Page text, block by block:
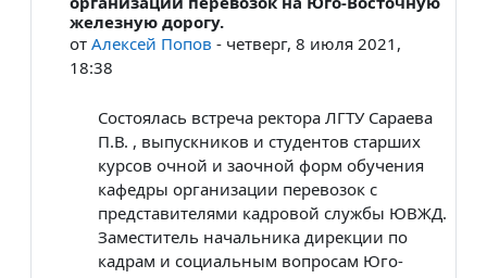
железную дорогу.
от Алексей Попов - четверг, 8 июля 2021,
18:38
Состоялась встреча ректора ЛГТУ Сараева
П.В. , выпускников и студентов старших
курсов очной и заочной форм обучения
кафедры организации перевозок с
представителями кадровой службы ЮВЖД.
Заместитель начальника дирекции по
кадрам и социальным вопросам Юго-